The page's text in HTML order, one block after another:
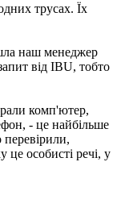
трусах. Їх
наш менеджер
від IBU, тобто
комп'ютер,
- це найбільше
особисті речі, у